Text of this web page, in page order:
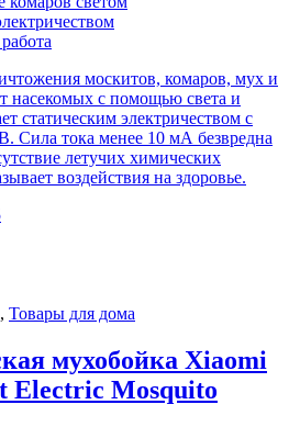
москитов, комаров, мух и
насекомых с помощью света и
статическим электричеством с
Сила тока менее 10 мА безвредна
летучих химических
воздействия на здоровье.
, Товары для дома
мухобойка Xiaomi
Electric Mosquito